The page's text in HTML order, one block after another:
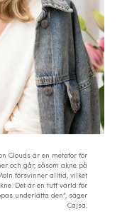
Clouds är en metafor för
och går, såsom akne på
försvinner alltid, vilket
Det är en tuff värld för
underlätta den”, säger
Cajsa.